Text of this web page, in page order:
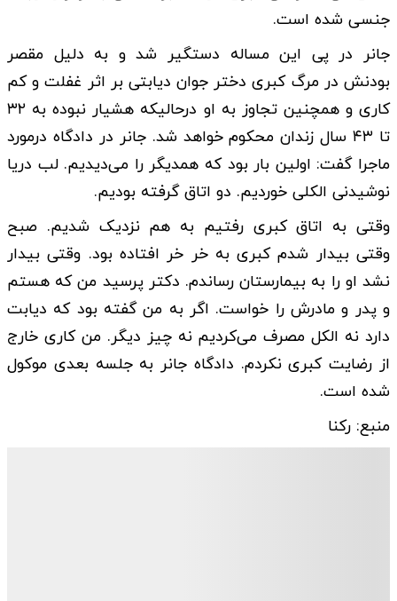
جنسی شده است.
جانر در پی این مساله دستگیر شد و به دلیل مقصر
بودنش در مرگ کبری دختر جوان دیابتی بر اثر غفلت و کم
کاری و همچنین تجاوز به او درحالیکه هشیار نبوده به ۳۲
تا ۴۳ سال زندان محکوم خواهد شد. جانر در دادگاه درمورد
ماجرا گفت: اولین بار بود که همدیگر را می‌دیدیم. لب دریا
نوشیدنی الکلی خوردیم. دو اتاق گرفته بودیم.
وقتی به اتاق کبری رفتیم به هم نزدیک شدیم. صبح
وقتی بیدار شدم کبری به خر خر افتاده بود. وقتی بیدار
نشد او را به بیمارستان رساندم. دکتر پرسید من که هستم
و پدر و مادرش را خواست. اگر به من گفته بود که دیابت
دارد نه الکل مصرف می‌کردیم نه چیز دیگر. من کاری خارج
از رضایت کبری نکردم. دادگاه جانر به جلسه بعدی موکول
شده است.
منبع: رکنا